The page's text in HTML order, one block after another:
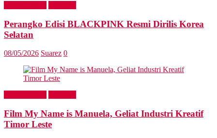
Perangko Edisi BLACKPINK Resmi Dirilis Korea
Selatan
08/05/2026 Suarez 0
Film My Name is Manuela, Geliat Industri Kreatif
Timor Leste